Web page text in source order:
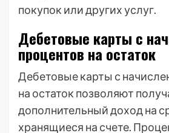
покупок или других услуг.
Дебетовые карты с
процентов на остаток
Дебетовые карты с
на остаток позволяют
дополнительный доход на
хранящиеся на счете.